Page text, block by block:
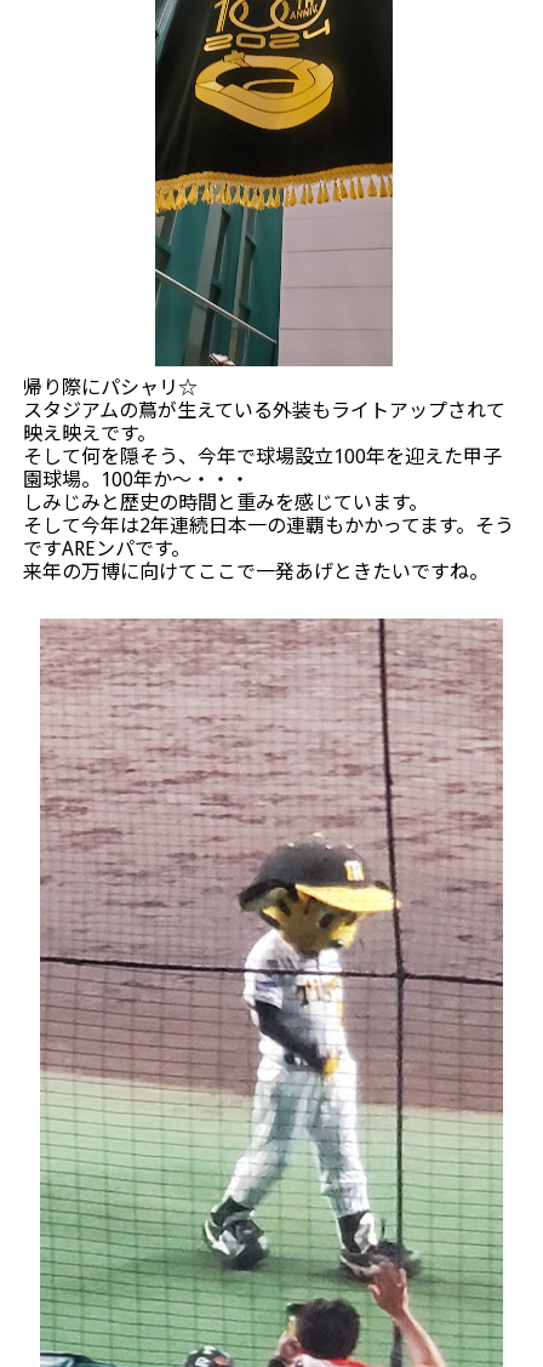
帰り際にパシャリ☆
スタジアムの蔦が生えている外装もライトアップされて
映え映えです。
そして何を隠そう、今年で球場設立100年を迎えた甲子
園球場。100年か～・・・
しみじみと歴史の時間と重みを感じています。
そして今年は2年連続日本一の連覇もかかってます。そう
ですAREンパです。
来年の万博に向けてここで一発あげときたいですね。